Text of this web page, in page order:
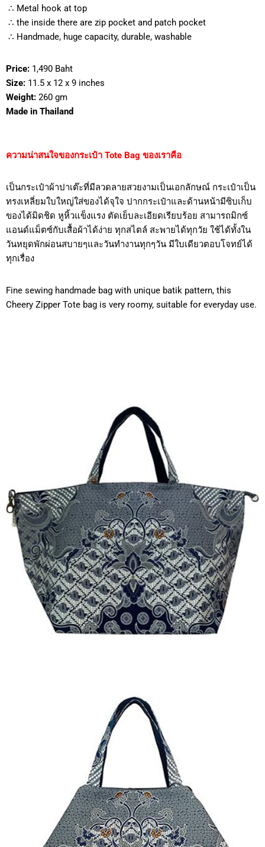
∴ Metal hook at top
∴ the inside there are zip pocket and patch pocket
∴ Handmade, huge capacity, durable, washable
Price: 1,490 Baht
Size: 11.5 x 12 x 9 inches
Weight: 260 gm
Made in Thailand
ความน่าสนใจของกระเป๋า Tote Bag ของเราคือ
เป็นกระเป๋าผ้าปาเต๊ะที่มีลวดลายสวยงามเป็นเอกลักษณ์ กระเป๋าเป็น
ทรงเหลี่ยมใบใหญ่ใส่ของได้จุใจ ปากกระเป๋าและด้านหน้ามีซิบเก็บ
ของได้มิดชิด หูหิ้วแข็งแรง ตัดเย็บละเอียดเรียบร้อย สามารถมิกซ์
แอนด์แม็ตซ์กับเสื้อผ้าได้ง่าย ทุกสไตล์ สะพายได้ทุกวัย ใช้ได้ทั้งใน
วันหยุดพักผ่อนสบายๆและวันทำงานทุกๆวัน มีใบเดียวตอบโจทย์ได้
ทุกเรื่อง
Fine sewing handmade bag with unique batik pattern, this
Cheery Zipper Tote bag is very roomy, suitable for everyday use.